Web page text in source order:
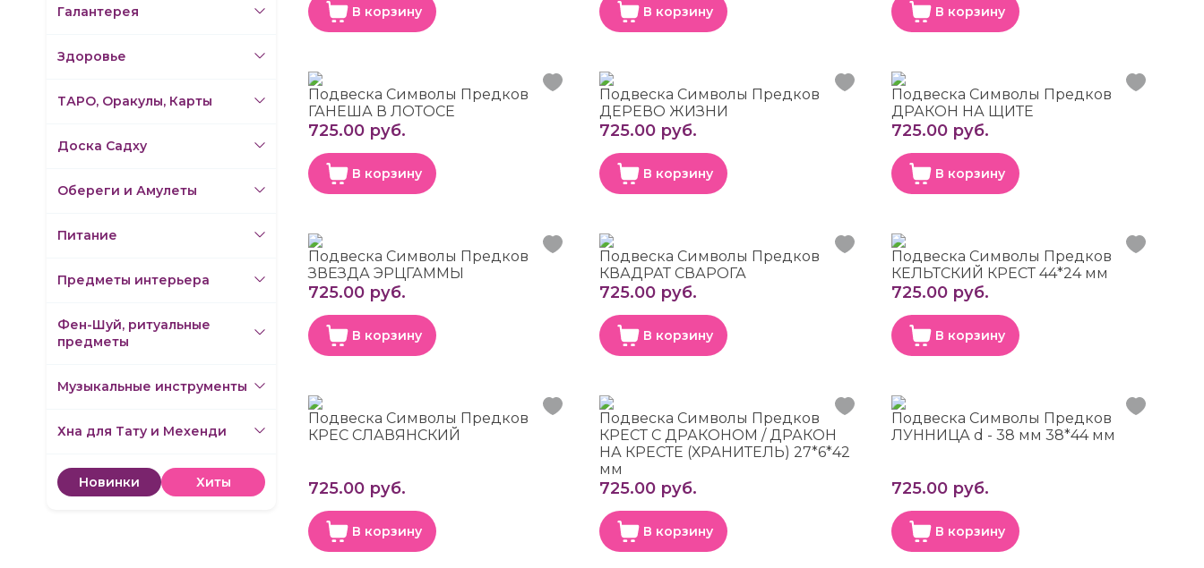
Галантерея
Здоровье
ТАРО, Оракулы, Карты
Доска Садху
Обереги и Амулеты
Питание
Предметы интерьера
Фен-Шуй, ритуальные
предметы
Музыкальные инструменты
Хна для Тату и Мехенди
Новинки Хиты
В корзину В корзину В корзину
Подвеска Символы Предков
ГАНЕША В ЛОТОСЕ
725.00 руб.
В корзину
Подвеска Символы Предков
ДЕРЕВО ЖИЗНИ
725.00 руб.
В корзину
Подвеска Символы Предков
ДРАКОН НА ЩИТЕ
725.00 руб.
В корзину
Подвеска Символы Предков
ЗВЕЗДА ЭРЦГАММЫ
725.00 руб.
В корзину
Подвеска Символы Предков
КВАДРАТ СВАРОГА
725.00 руб.
В корзину
Подвеска Символы Предков
КЕЛЬТСКИЙ КРЕСТ 44*24 мм
725.00 руб.
В корзину
Подвеска Символы Предков
КРЕС СЛАВЯНСКИЙ
725.00 руб.
В корзину
Подвеска Символы Предков
КРЕСТ С ДРАКОНОМ / ДРАКОН
НА КРЕСТЕ (ХРАНИТЕЛЬ) 27*6*42
мм
725.00 руб.
В корзину
Подвеска Символы Предков
ЛУННИЦА d - 38 мм 38*44 мм
725.00 руб.
В корзину